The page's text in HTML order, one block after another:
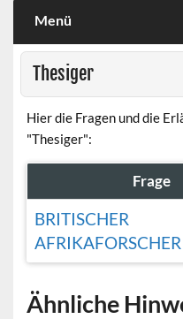
Menü
Thesiger
Hier die Fragen und die
"Thesiger":
Frage
BRITISCHER
AFRIKAFORSCHER
Ähnliche